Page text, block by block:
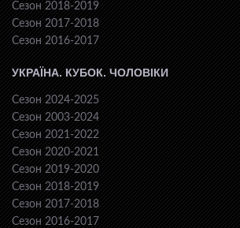
Сезон 2018-2019
Сезон 2017-2018
Сезон 2016-2017
УКРАЇНА. КУБОК. ЧОЛОВІКИ
Сезон 2024-2025
Сезон 2003-2024
Сезон 2021-2022
Сезон 2020-2021
Сезон 2019-2020
Сезон 2018-2019
Сезон 2017-2018
Сезон 2016-2017